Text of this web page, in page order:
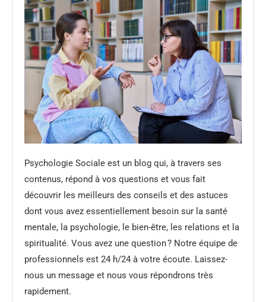
Psychologie Sociale est un blog qui, à travers ses
contenus, répond à vos questions et vous fait
découvrir les meilleurs des conseils et des astuces
dont vous avez essentiellement besoin sur la santé
mentale, la psychologie, le bien-être, les relations et la
spiritualité. Vous avez une question ? Notre équipe de
professionnels est 24 h/24 à votre écoute. Laissez-
nous un message et nous vous répondrons très
rapidement.